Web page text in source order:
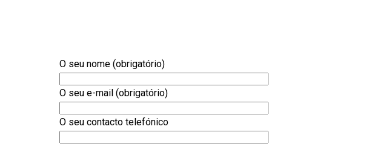
O seu nome (obrigatório)
O seu e-mail (obrigatório)
O seu contacto telefónico